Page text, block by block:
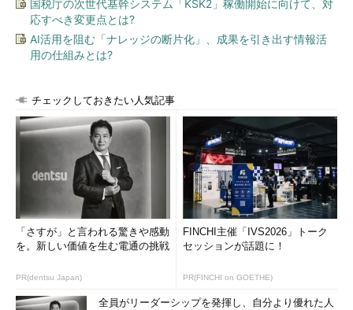
国税庁の次世代基幹システム「KSK2」稼働開始に向けて、対
応すべき変更点とは?
AI活用を阻む「ナレッジの断片化」、成果を引き出す情報活
用の仕組みとは?
チェックしておきたい人気記事
「さすが」と言われる驚きや感動
を。新しい価値を生む電通の挑戦
PR(dentsu Japan)
FINCHI主催「IVS2026」トーク
セッションが話題に！
PR(FINCHI on GOETHE)
全員がリーダーシップを発揮し、自分より優れた人